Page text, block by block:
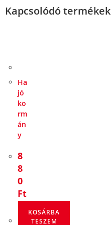
Kapcsolódó termékek
Ha
jó
ko
rm
án
y
8
8
0
Ft
KOSÁRBA
TESZEM